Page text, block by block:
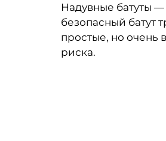
Надувные батуты
безопасный батут
простые, но очень
риска.